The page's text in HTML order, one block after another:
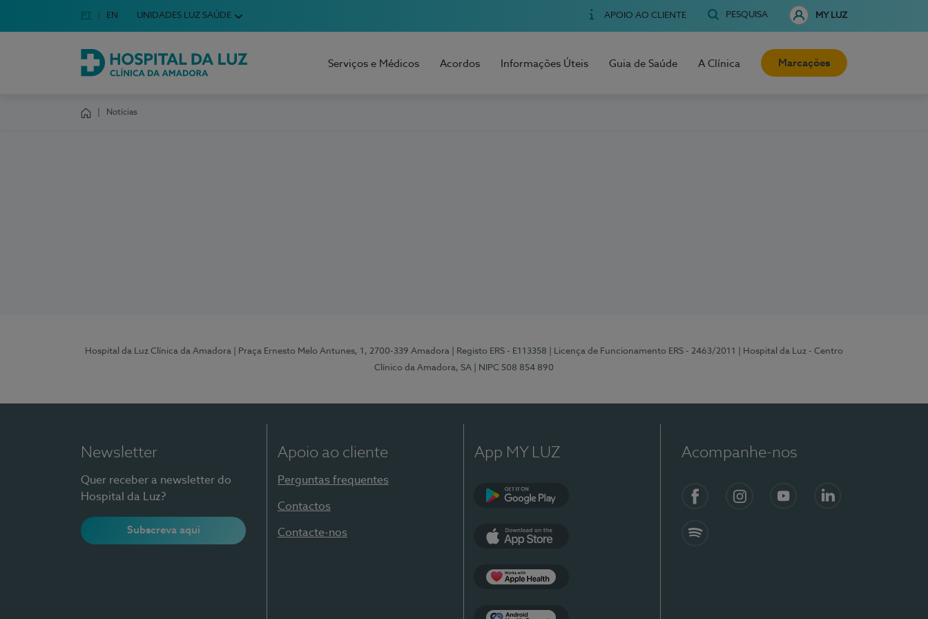
Escolha o seu idioma
Idioma em Português
PT English Language
EN UNIDADES LUZ SAÚDE APOIO AO CLIENTE PESQUISA MY LUZ
Hospital da Luz Clínica da Amadora
Serviços e Médicos Acordos Informações Úteis Guia de Saúde A Clínica Marcações
Notícias
Hospital da Luz Clínica da Amadora | Praça Ernesto Melo Antunes, 1, 2700-339 Amadora | Registo ERS - E113358 | Licença de Funcionamento ERS - 2463/2011
| Hospital da Luz - Centro
Clínico da Amadora, SA
| NIPC 508 854 890
Newsletter
Quer receber a newsletter do
Hospital da Luz?
Subscreva aqui
Apoio ao cliente
Perguntas frequentes
Contactos
Contacte-nos
App MY LUZ Acompanhe-nos